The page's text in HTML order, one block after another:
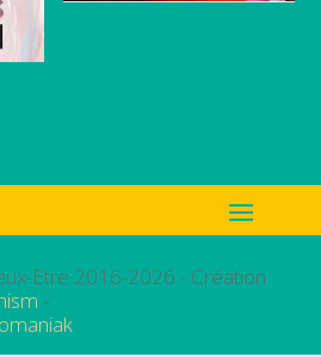
Etre 2016-2026 - Création
-